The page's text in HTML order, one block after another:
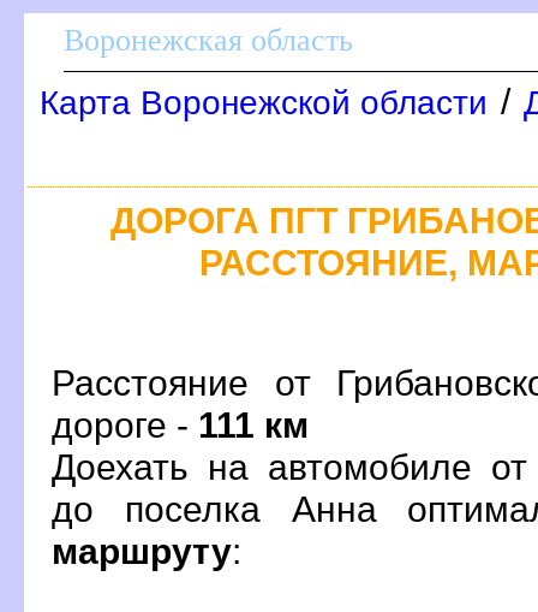
оронежская область
Карта Воронежской области /
ДОРОГА ПГТ
РАССТОЯНИЕ,
Расстояние от
дороге - 111 км
Доехать на автомобиле от
до поселка Анна
маршруту: